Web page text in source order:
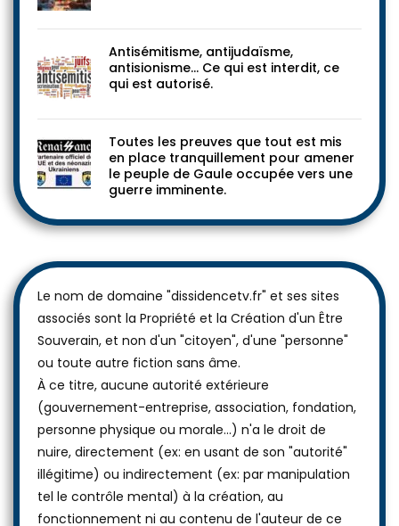
Antisémitisme, antijudaïsme,
antisionisme… Ce qui est interdit, ce
qui est autorisé.
Toutes les preuves que tout est mis
en place tranquillement pour amener
le peuple de Gaule occupée vers une
guerre imminente.
Le nom de domaine "dissidencetv.fr" et ses sites
associés sont la Propriété et la Création d'un Être
Souverain, et non d'un "citoyen", d'une "personne"
ou toute autre fiction sans âme.
À ce titre, aucune autorité extérieure
(gouvernement-entreprise, association, fondation,
personne physique ou morale...) n'a le droit de
nuire, directement (ex: en usant de son "autorité"
illégitime) ou indirectement (ex: par manipulation
tel le contrôle mental) à la création, au
fonctionnement ni au contenu de l'auteur de ce